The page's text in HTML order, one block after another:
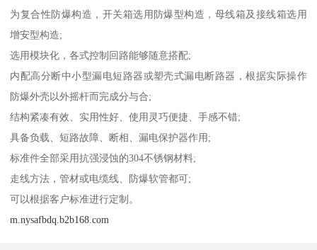
为复合性防爆构造，开关箱选用防爆型构造，母线箱及接线箱选用
增安型构造;
选用模块化，各式控制回路能够随意搭配;
内配高分断中小型漏电短路器或塑壳式漏电断路器，根据实际操作
防爆外壳以外摇杆而完成分与合;
结构紧凑有效、实用性好、使用灵巧便捷、手感不错;
具备负载、短路故障、断相、漏电保护器作用;
标准件全部采用抗强浸蚀的304不锈钢材料;
走线方法，管材或电缆线、防爆软管都可;
可以根据客户标准进行定制。
m.nysafbdq.b2b168.com